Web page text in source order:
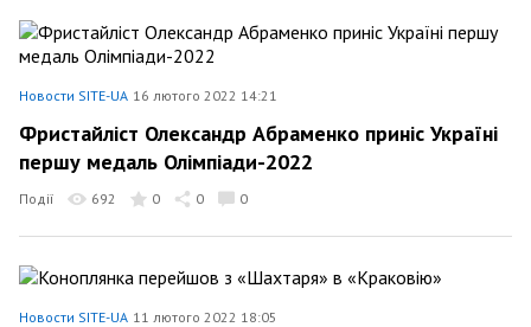
Новости SITE-UA 16 лютого 2022 14:21
Фристайліст Олександр Абраменко приніс Україні
першу медаль Олімпіади-2022
Події 692 0 0 0
Новости SITE-UA 11 лютого 2022 18:05